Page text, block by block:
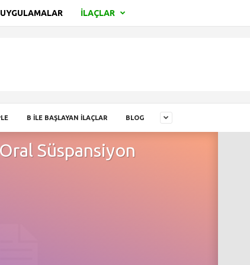
UYGULAMALAR İLAÇLAR
B İLE BAŞLAYAN İLAÇLAR BLOG
Süspansiyon